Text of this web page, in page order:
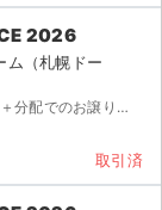
2026
（札幌ドー
[詳細] アリーナ ブロック 〜 列 端末貸出での同時入場＋分配でのお譲りになります。 バラで購入い...
取引済